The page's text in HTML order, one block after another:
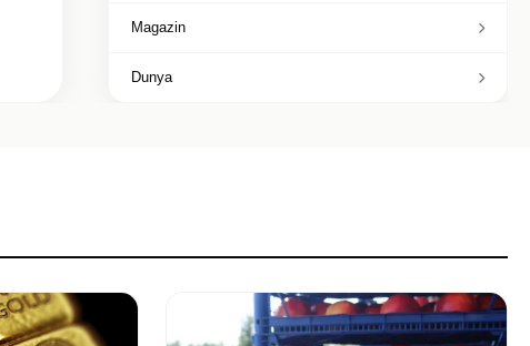
Magazin
Dunya